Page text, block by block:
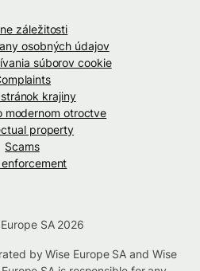
záležitosti
osobných údajov
súborov cookie
krajiny
modernom otroctve
property
Scams
enforcement
SA 2026
by Wise Europe SA and Wise